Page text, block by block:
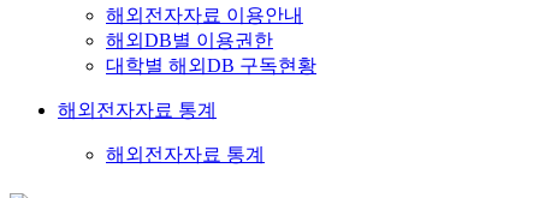
해외전자자료 이용안내
해외DB별 이용권한
대학별 해외DB 구독현황
해외전자자료 통계
해외전자자료 통계